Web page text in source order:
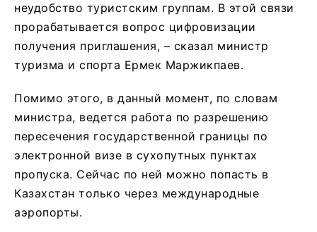
неудобство туристским группам. В этой связи
прорабатывается вопрос цифровизации
получения приглашения, – сказал министр
туризма и спорта Ермек Маржикпаев.
Помимо этого, в данный момент, по словам
министра, ведется работа по разрешению
пересечения государственной границы по
электронной визе в сухопутных пунктах
пропуска. Сейчас по ней можно попасть в
Казахстан только через международные
аэропорты.